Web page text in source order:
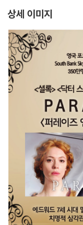
상세 이미지